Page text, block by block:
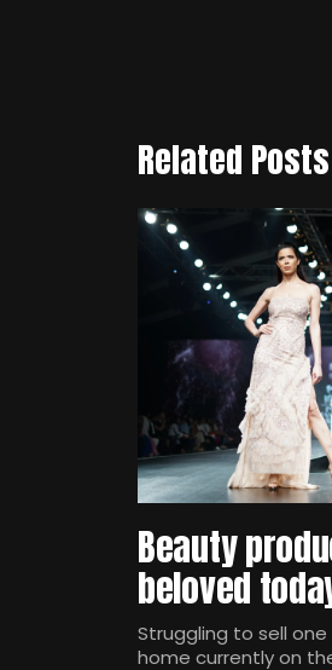
Related Posts
Beauty
beloved
Struggling to sell
home currently on